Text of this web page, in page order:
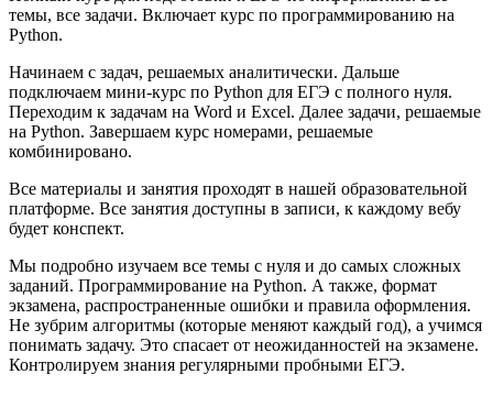
темы, все задачи. Включает курс по программированию на
Python.
Начинаем с задач, решаемых аналитически. Дальше
подключаем мини-курс по Python для ЕГЭ с полного нуля.
Переходим к задачам на Word и Excel. Далее задачи, решаемые
на Python. Завершаем курс номерами, решаемые
комбинировано.
Все материалы и занятия проходят в нашей образовательной
платформе. Все занятия доступны в записи, к каждому вебу
будет конспект.
Мы подробно изучаем все темы с нуля и до самых сложных
заданий. Программирование на Python. А также, формат
экзамена, распространенные ошибки и правила оформления.
Не зубрим алгоритмы (которые меняют каждый год), а учимся
понимать задачу. Это спасает от неожиданностей на экзамене.
Контролируем знания регулярными пробными ЕГЭ.